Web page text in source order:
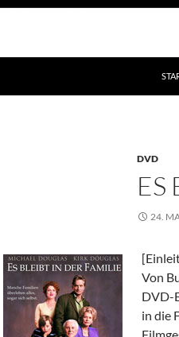
DVD
ES
24.
Von
DVD-
in die